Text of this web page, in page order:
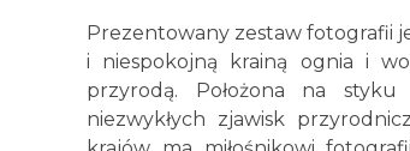
Prezentowany zestaw fotografii
i niespokojną krainą ognia i
przyrodą. Położona na
niezwykłych zjawisk